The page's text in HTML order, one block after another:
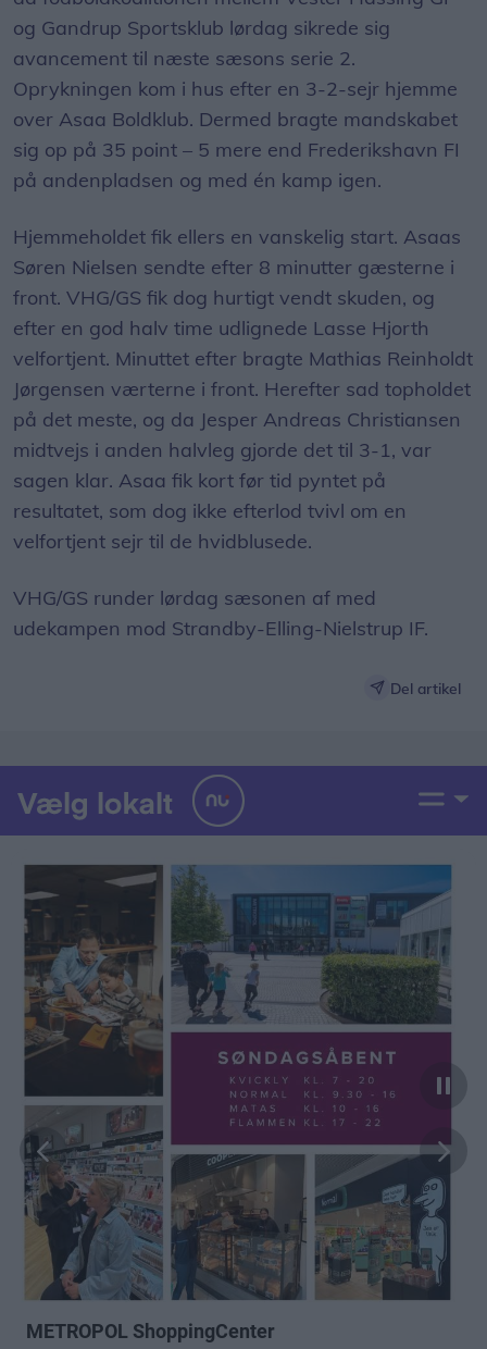
og Gandrup Sportsklub lørdag sikrede sig
avancement til næste sæsons serie 2.
Oprykningen kom i hus efter en 3-2-sejr hjemme
over Asaa Boldklub. Dermed bragte mandskabet
sig op på 35 point – 5 mere end Frederikshavn FI
på andenpladsen og med én kamp igen.
Hjemmeholdet fik ellers en vanskelig start. Asaas
Søren Nielsen sendte efter 8 minutter gæsterne i
front. VHG/GS fik dog hurtigt vendt skuden, og
efter en god halv time udlignede Lasse Hjorth
velfortjent. Minuttet efter bragte Mathias Reinholdt
Jørgensen værterne i front. Herefter sad topholdet
på det meste, og da Jesper Andreas Christiansen
midtvejs i anden halvleg gjorde det til 3-1, var
sagen klar. Asaa fik kort før tid pyntet på
resultatet, som dog ikke efterlod tvivl om en
velfortjent sejr til de hvidblusede.
VHG/GS runder lørdag sæsonen af med
udekampen mod Strandby-Elling-Nielstrup IF.
Del artikel